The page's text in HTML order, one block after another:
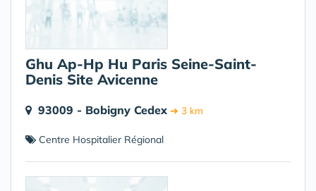
Ghu Ap-Hp Hu Paris Seine-Saint-
Denis Site Avicenne
93009 - Bobigny Cedex ➔ 3 km
Centre Hospitalier Régional